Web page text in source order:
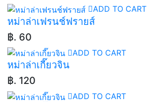
ADD TO CART
หม่าล่าเฟรนช์ฟรายส์
฿. 60
ADD TO CART
หม่าล่าเกี๊ยวจิน
฿. 120
ADD TO CART